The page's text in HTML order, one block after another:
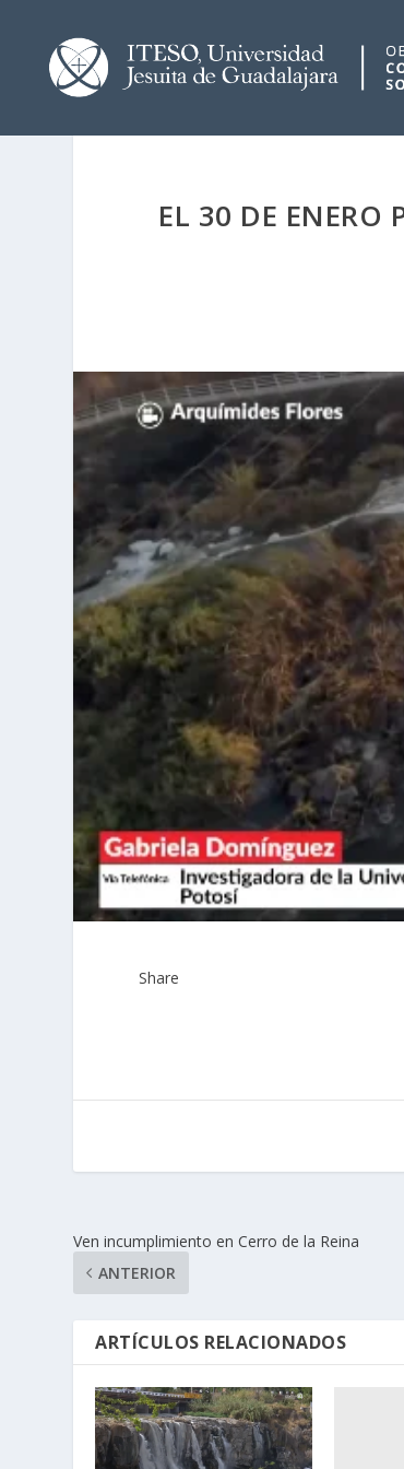
EL 30 DE ENERO
Share
Ven incumplimiento en Cerro de la Reina
ANTERIOR
ARTÍCULOS RELACIONADOS